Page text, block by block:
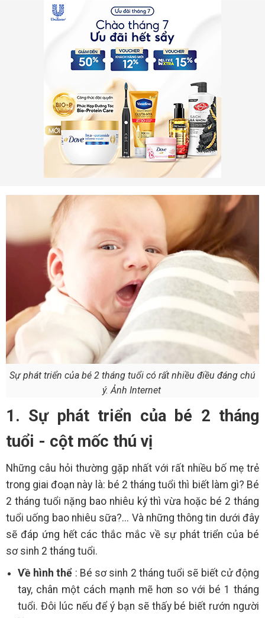
Sự phát triển của bé 2 tháng tuổi có rất nhiều điều đáng chú
ý. Ảnh Internet
1. Sự phát triển của bé 2 tháng
tuổi - cột mốc thú vị
Những câu hỏi thường gặp nhất với rất nhiều bố mẹ trẻ
trong giai đoạn này là: bé 2 tháng tuổi thì biết làm gì? Bé
2 tháng tuổi nặng bao nhiêu ký thì vừa hoặc bé 2 tháng
tuổi uống bao nhiêu sữa?... Và những thông tin dưới đây
sẽ đáp ứng hết các thắc mắc về sự phát triển của bé
sơ sinh 2 tháng tuổi.
Về hình thể : Bé sơ sinh 2 tháng tuổi sẽ biết cử động
tay, chân một cách mạnh mẽ hơn so với bé 1 tháng
tuổi. Đôi lúc nếu để ý bạn sẽ thấy bé biết rướn người